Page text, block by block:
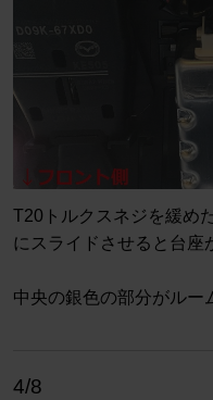
T20トルクスネジを緩め
にスライドさせると台座
中央の銀色の部分がルー
4/8